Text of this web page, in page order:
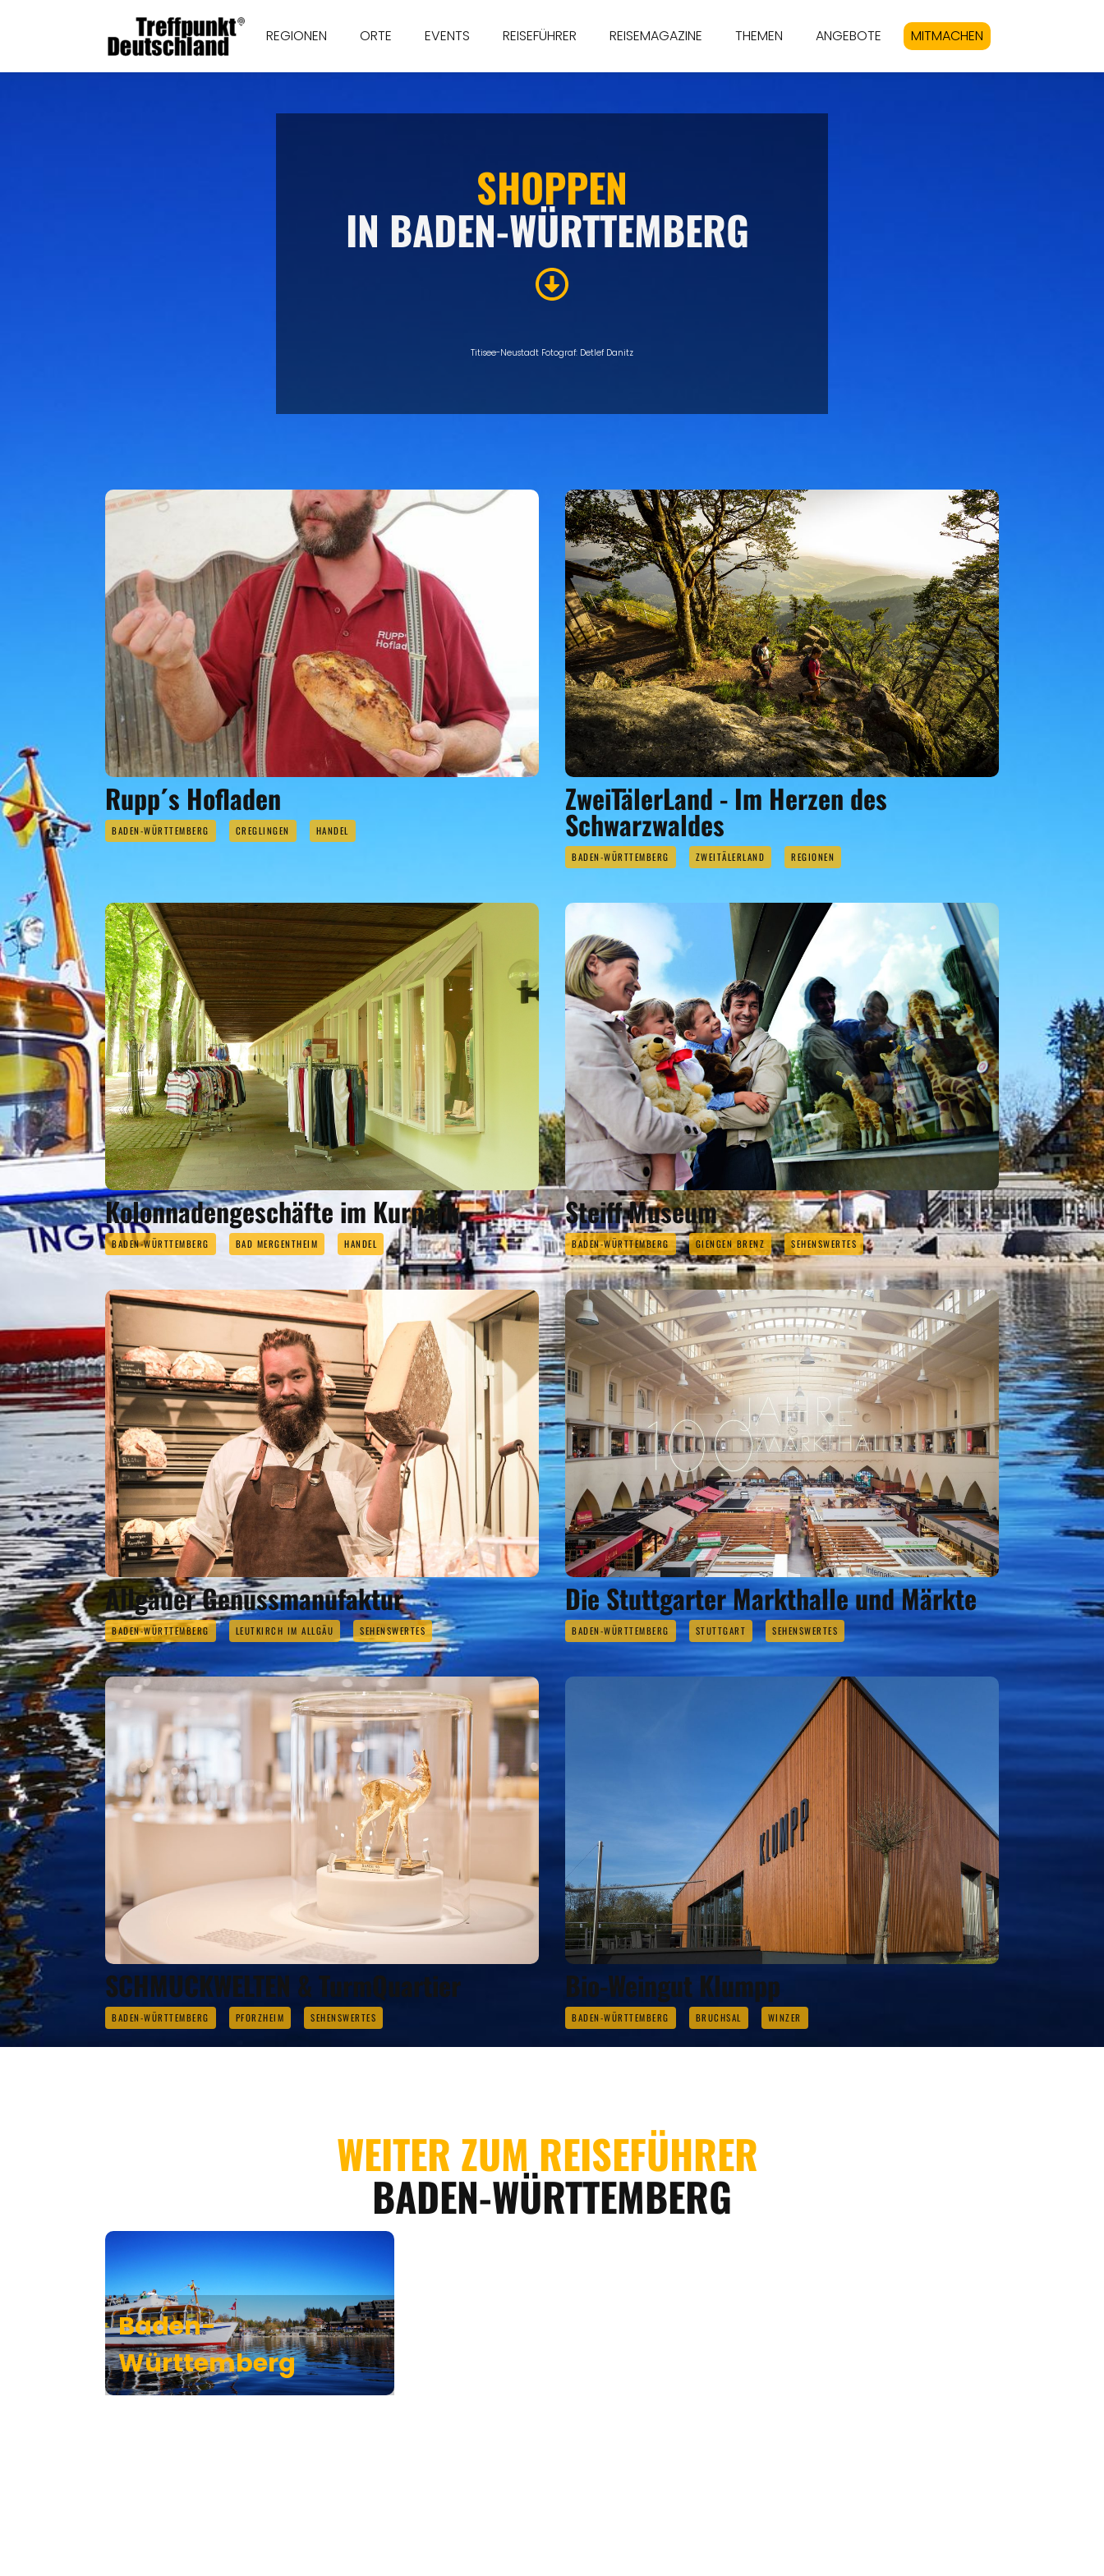
REGIONEN ORTE EVENTS REISEFÜHRER REISEMAGAZINE THEMEN ANGEBOTE MITMACHEN
SHOPPEN
IN BADEN-WÜRTTEMBERG
Titisee-Neustadt Fotograf: Detlef Danitz
Rupp´s Hofladen
BADEN-WÜRTTEMBERG CREGLINGEN HANDEL
ZweiTälerLand - Im Herzen des
Schwarzwaldes
BADEN-WÜRTTEMBERG ZWEITÄLERLAND REGIONEN
Kolonnadengeschäfte im Kurpark
BADEN-WÜRTTEMBERG BAD MERGENTHEIM HANDEL
Steiff Museum
BADEN-WÜRTTEMBERG GIENGEN BRENZ SEHENSWERTES
Allgäuer Genussmanufaktur
BADEN-WÜRTTEMBERG LEUTKIRCH IM ALLGÄU SEHENSWERTES
Die Stuttgarter Markthalle und Märkte
BADEN-WÜRTTEMBERG STUTTGART SEHENSWERTES
SCHMUCKWELTEN & TurmQuartier
BADEN-WÜRTTEMBERG PFORZHEIM SEHENSWERTES
Bio-Weingut Klumpp
BADEN-WÜRTTEMBERG BRUCHSAL WINZER
WEITER ZUM REISEFÜHRER
BADEN-WÜRTTEMBERG
Baden-
Württemberg